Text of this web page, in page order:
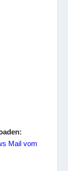
Mail vom